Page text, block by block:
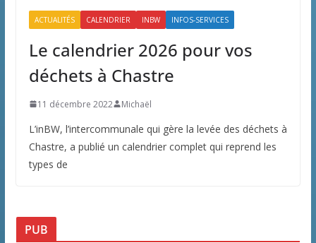
ACTUALITÉS CALENDRIER INBW INFOS-SERVICES
Le calendrier 2026 pour vos
déchets à Chastre
11 décembre 2022 Michaël
L’inBW, l’intercommunale qui gère la levée des déchets à
Chastre, a publié un calendrier complet qui reprend les
types de
PUB